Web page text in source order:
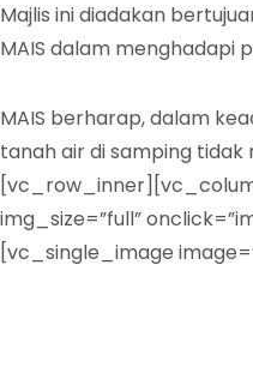
Majlis ini diadakan
MAIS dalam menghadapi
MAIS berharap, dalam
tanah air di samping
img_size=”full”
[vc_single_image